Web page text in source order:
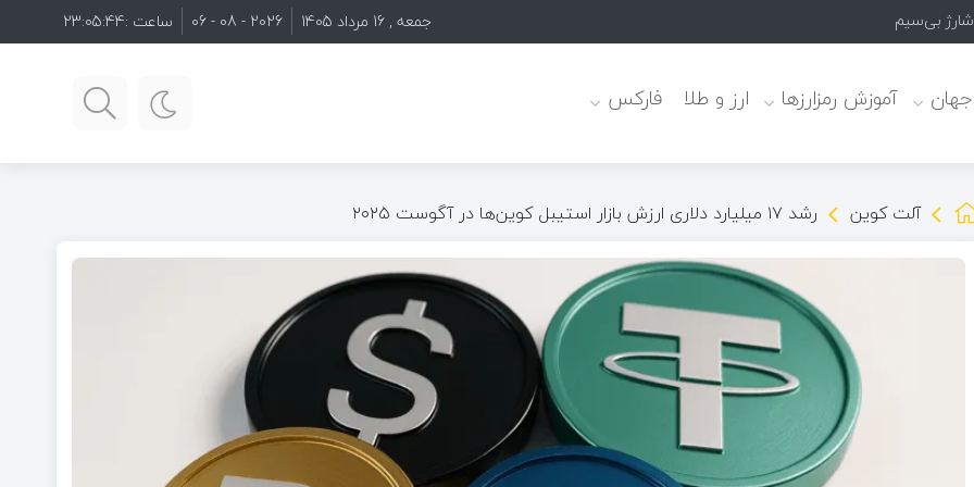
جمعه , 16 مرداد 1405 2026 - 08 - 06 ساعت :23:05:45
جهان آموزش رمزارزها ارز و طلا فارکس
آلت کوین رشد ۱۷ میلیارد دلاری ارزش بازار استیبل کوین‌ها در آگوست ۲۰۲۵